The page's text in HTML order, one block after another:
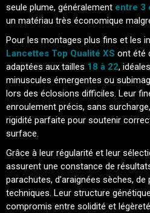
seule plume, généralement entre 3
un matériau très économique
Pour les montages plus fins et les
Lancettes Top Qualité XS ont été
adaptées aux tailles 18 à 22,
minuscules émergentes ou
lors des éclosions difficiles. Leur
enroulement précis, sans
rigidité parfaite pour soutenir
surface.
Grâce à leur régularité et leur
assurent une constance de
parachutes, d’araignées sèches,
techniques. Leur structure
compromis entre solidité et